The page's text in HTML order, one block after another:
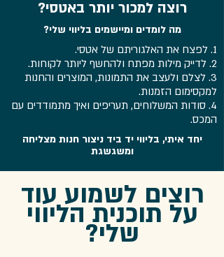
רוצה למכור יותר באטסי?
מה לומדים ומיישמים בליווי שלי?
1. לפצח את האלגוריתם של אטסי.
2. לדייק מילות מפתח ולהחשף ליותר לקוחות.
3. לצלם ולעצב את התמונות, המוצרים והחנות
למקסימום הזמנות.
4. סודות המשלוחים, תעריפים ואיך מתמודדים עם
המכס.
יחד איתי, בליווי יד ביד ניצור חנות מצליחה
ומשגשגת
רוצים לשמוע עוד
על תוכנית הליווי
שלי?